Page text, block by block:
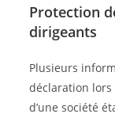
Protection
dirigeants
Plusieurs
déclaration
d’une société